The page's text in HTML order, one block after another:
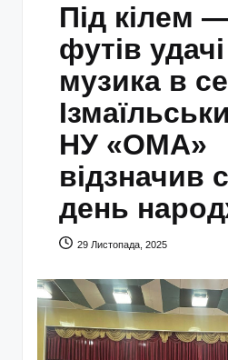
Під кілем
футів
музика в
НУ «ОМА»
відзначив
день
29 Листопада, 2025